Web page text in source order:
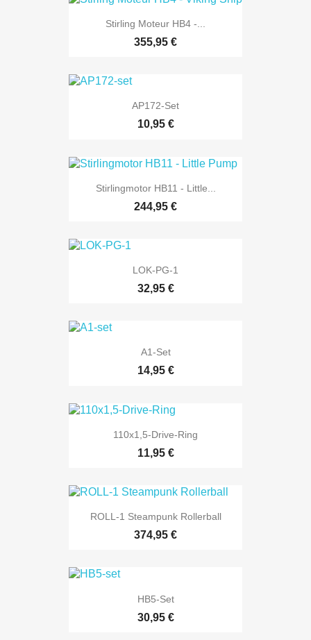
Stirling Moteur HB4 -...
355,95 €
AP172-Set
10,95 €
Stirlingmotor HB11 - Little...
244,95 €
LOK-PG-1
32,95 €
A1-Set
14,95 €
110x1,5-Drive-Ring
11,95 €
ROLL-1 Steampunk Rollerball
374,95 €
HB5-Set
30,95 €